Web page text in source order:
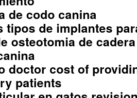
de codo canina
tipos de implantes
osteotomia de cadera
doctor cost of
patients